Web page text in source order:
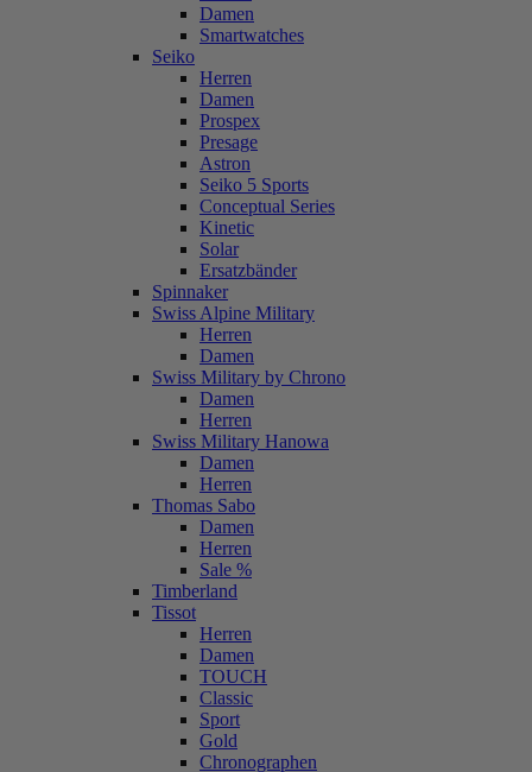
Damen
Smartwatches
Seiko
Herren
Damen
Prospex
Presage
Astron
Seiko 5 Sports
Conceptual Series
Kinetic
Solar
Ersatzbänder
Spinnaker
Swiss Alpine Military
Herren
Damen
Swiss Military by Chrono
Damen
Herren
Swiss Military Hanowa
Damen
Herren
Thomas Sabo
Damen
Herren
Sale %
Timberland
Tissot
Herren
Damen
TOUCH
Classic
Sport
Gold
Chronographen